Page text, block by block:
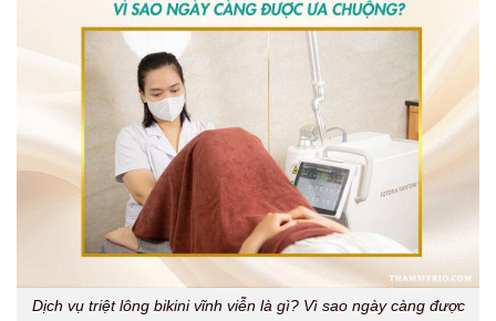
Dịch vụ triệt lông bikini vĩnh viễn là gì? Vì sao ngày càng được